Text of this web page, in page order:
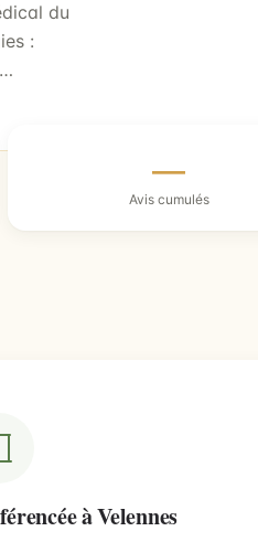
du
:
—
Avis cumulés
à Velennes